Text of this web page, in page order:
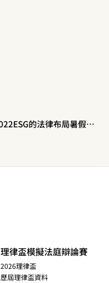
理律學堂《2022ESG的法律布局暑假營隊》
理律盃模擬法庭辯論賽
2026理律盃
歷屆理律盃資料